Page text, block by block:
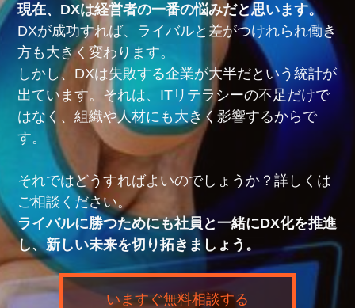
現在、DXは経営者の一番の悩みだと思います。
DXが成功すれば、ライバルと差がつけれられ働き
方も大きく変わります。
しかし、DXは失敗する企業が大半だという統計が
出ています。それは、ITリテラシーの不足だけで
はなく、組織や人材にも大きく影響するからで
す。
それではどうすればよいのでしょうか？詳しくは
ご相談ください。
ライバルに勝つためにも社員と一緒にDX化を推進
し、新しい未来を切り拓きましょう。
いますぐ無料相談する